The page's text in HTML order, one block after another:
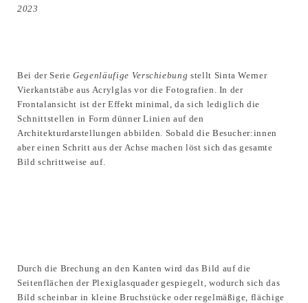
2023
Bei der SerieGegenläufige Verschiebung stellt Sinta Werner
Vierkantstäbe aus Acrylglas vor die Fotografien. In der
Frontalansicht ist der Effekt minimal, da sich lediglich die
Schnittstellen in Form dünner Linien auf den
Architekturdarstellungen abbilden. Sobald die Besucher:innen
aber einen Schritt aus der Achse machen löst sich das gesamte
Bild schrittweise auf.
Durch die Brechung an den Kanten wird das Bild auf die
Seitenflächen der Plexiglasquader gespiegelt, wodurch sich das
Bild scheinbar in kleine Bruchstücke oder regelmäßige, flächige